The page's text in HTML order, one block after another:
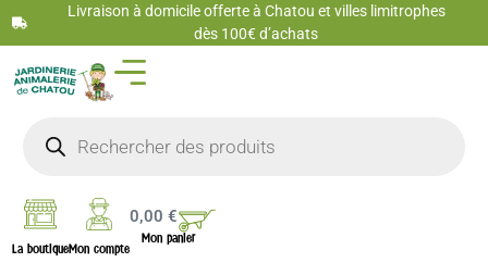
Livraison à domicile offerte à Chatou et villes limitrophes
dès 100€ d’achats
La boutiqueMon compte
0,00€
Mon panier